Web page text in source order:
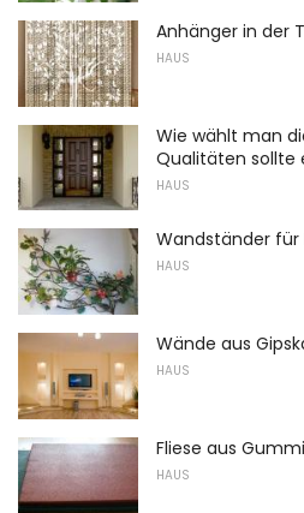
Anhänger in der
HAUS
Wie wählt man
Qualitäten sollte
HAUS
Wandständer für
HAUS
Wände aus
HAUS
Fliese aus
HAUS